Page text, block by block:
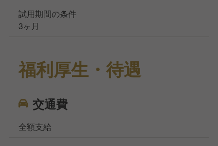
試用期間の条件
3ヶ月
福利厚生・待遇
交通費
全額支給